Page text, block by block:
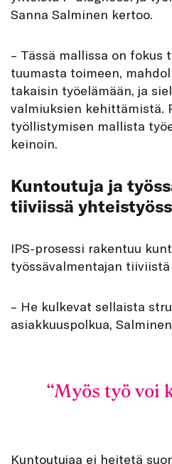
Sanna Salminen kertoo.
– Tässä mallissa on fokus
tuumasta toimeen,
takaisin työelämään, ja
valmiuksien kehittämistä.
työllistymisen mallista
keinoin.
Kuntoutuja ja
tiiviissä
IPS-prosessi rakentuu
työssävalmentajan
– He kulkevat sellaista
asiakkuuspolkua,
Myös työ voi
Kuntoutujaa ei heitetä